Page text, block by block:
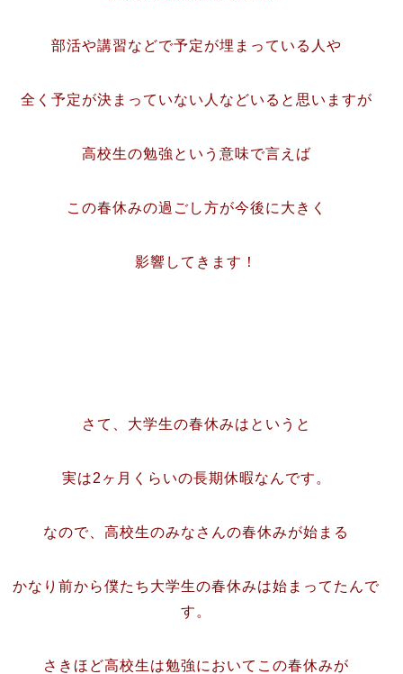
部活や講習などで予定が埋まっている人や
全く予定が決まっていない人などいると思いますが
高校生の勉強という意味で言えば
この春休みの過ごし方が今後に大きく
影響してきます！
さて、大学生の春休みはというと
実は2ヶ月くらいの長期休暇なんです。
なので、高校生のみなさんの春休みが始まる
かなり前から僕たち大学生の春休みは始まってたんで
す。
さきほど高校生は勉強においてこの春休みが